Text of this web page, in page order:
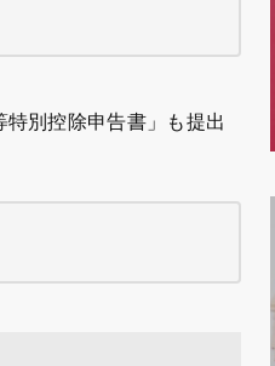
別控除申告書」も提出